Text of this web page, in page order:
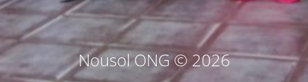
Nousol ONG © 2026